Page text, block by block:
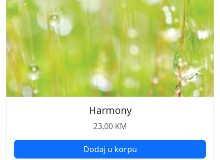
Harmony
23,00 KM
Dodaj u korpu